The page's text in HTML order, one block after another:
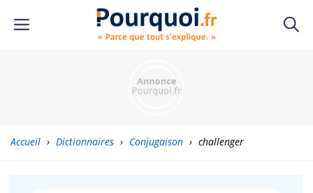
Accueil › Dictionnaires › Conjugaison › challenger